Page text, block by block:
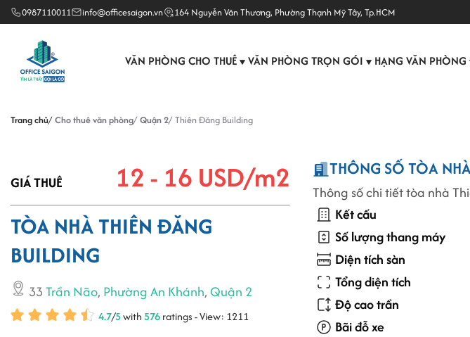
0987110011 info@officesaigon.vn 164 Nguyễn Văn Thương, Phường Thạnh Mỹ Tây, Tp.HCM
VĂN PHÒNG CHO THUÊ ▼ VĂN PHÒNG TRỌN GÓI ▼ HẠNG VĂN PHÒNG
Trang chủ Cho thuê văn phòng Quận 2 Thiên Đăng Building
GIÁ THUÊ 12 - 16 USD/m2
TÒA NHÀ THIÊN ĐĂNG
BUILDING
33Trần Não, Phường An Khánh,Quận 2
4.7/5with576ratings - View: 1211
THÔNG SỐ TÒA
Thông số chi tiết tòa nhà
Kết cấu
Số lượng thang máy
Diện tích sàn
Tổng diện tích
Độ cao trần
Bãi đỗ xe